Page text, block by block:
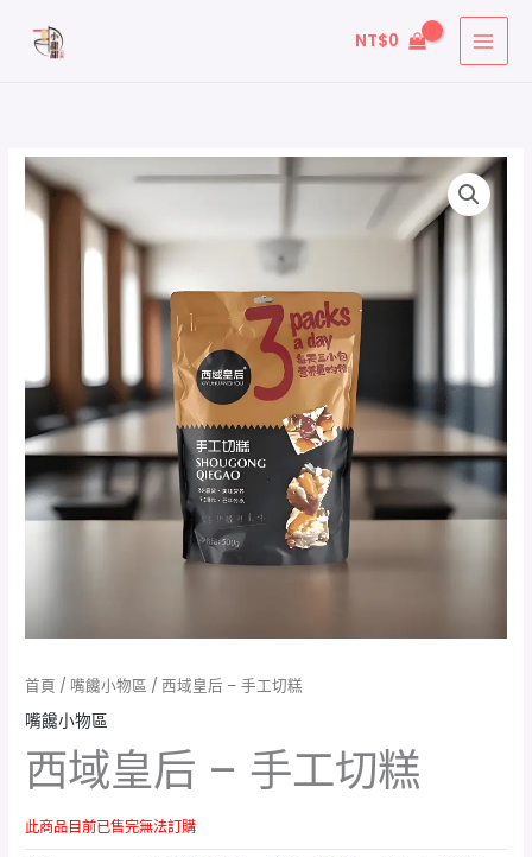
NT$0
首頁 / 嘴饞小物區 / 西域皇后 – 手工切糕
嘴饞小物區
西域皇后 – 手工切糕
此商品目前已售完無法訂購
尋
: